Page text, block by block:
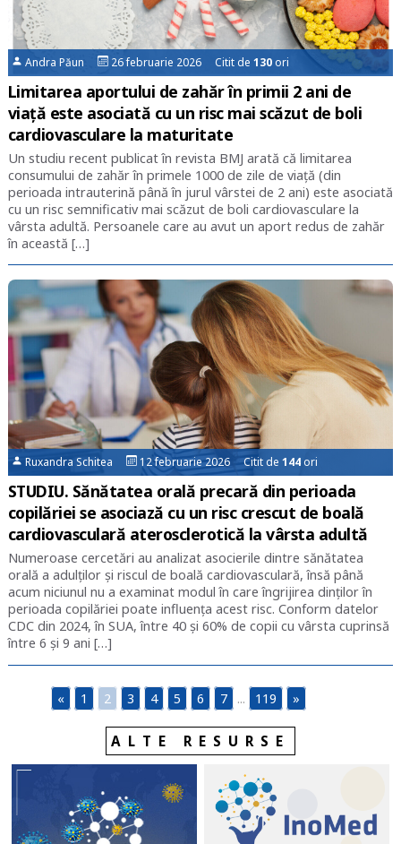
Andra Păun 26 februarie 2026 Citit de130 ori
Limitarea aportului de zahăr în primii 2 ani de
viață este asociată cu un risc mai scăzut de boli
cardiovasculare la maturitate
Un studiu recent publicat în revista BMJ arată că limitarea
consumului de zahăr în primele 1000 de zile de viață (din
perioada intrauterină până în jurul vârstei de 2 ani) este asociată
cu un risc semnificativ mai scăzut de boli cardiovasculare la
vârsta adultă. Persoanele care au avut un aport redus de zahăr
în această […]
Ruxandra Schitea 12 februarie 2026 Citit de144ori
STUDIU. Sănătatea orală precară din perioada
copilăriei se asociază cu un risc crescut de boală
cardiovasculară aterosclerotică la vârsta adultă
Numeroase cercetări au analizat asocierile dintre sănătatea
orală a adulților și riscul de boală cardiovasculară, însă până
acum niciunul nu a examinat modul în care îngrijirea dinților în
perioada copilăriei poate influența acest risc. Conform datelor
CDC din 2024, în SUA, între 40 și 60% de copii cu vârsta cuprinsă
între 6 și 9 ani […]
« 1 2 3 4 5 6 7 ... 119 »
ALTE RESURSE